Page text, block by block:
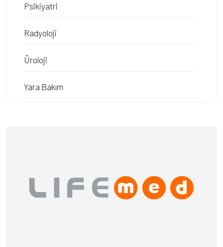
Psikiyatri
Radyoloji
Üroloji
Yara Bakım